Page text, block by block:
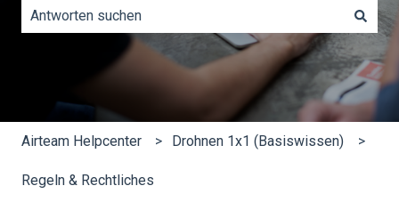
Es gibt keine Vorschläge, da das Suchfeld leer ist.
Airteam Helpcenter Drohnen 1x1 (Basiswissen)
Regeln & Rechtliches